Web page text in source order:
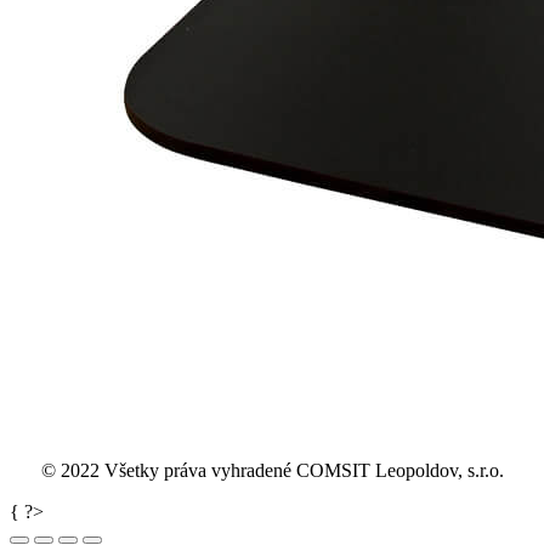
© 2022 Všetky práva vyhradené COMSIT Leopoldov, s.r.o.
Go
to
{ ?>